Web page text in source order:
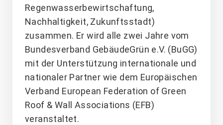
Regenwasserbewirtschaftung,
Nachhaltigkeit, Zukunftsstadt)
zusammen. Er wird alle zwei Jahre vom
Bundesverband GebäudeGrün e.V. (BuGG)
mit der Unterstützung internationale und
nationaler Partner wie dem Europäischen
Verband European Federation of Green
Roof & Wall Associations (EFB)
veranstaltet.